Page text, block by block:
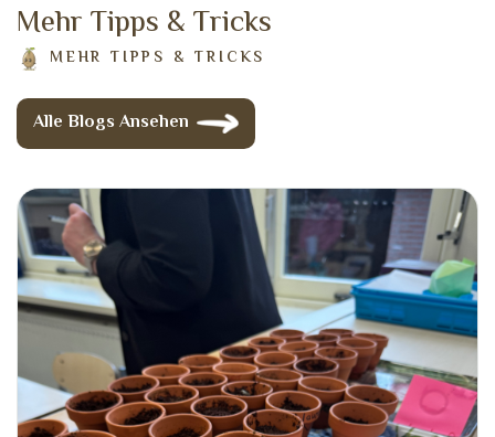
Mehr Tipps & Tricks
MEHR TIPPS & TRICKS
Alle Blogs Ansehen